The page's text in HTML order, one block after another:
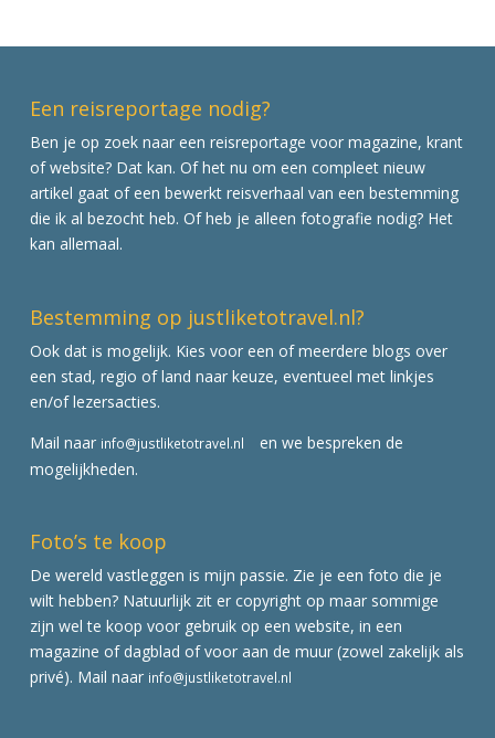
Een reisreportage nodig?
Ben je op zoek naar een reisreportage voor magazine, krant
of website? Dat kan. Of het nu om een compleet nieuw
artikel gaat of een bewerkt reisverhaal van een bestemming
die ik al bezocht heb. Of heb je alleen fotografie nodig? Het
kan allemaal.
Bestemming op justliketotravel.nl?
Ook dat is mogelijk. Kies voor een of meerdere blogs over
een stad, regio of land naar keuze, eventueel met linkjes
en/of lezersacties.
Mail naar info@justliketotravel.nl
en we bespreken de
mogelijkheden.
Foto’s te koop
De wereld vastleggen is mijn passie. Zie je een foto die je
wilt hebben? Natuurlijk zit er copyright op maar sommige
zijn wel te koop voor gebruik op een website, in een
magazine of dagblad of voor aan de muur (zowel zakelijk als
privé). Mail naar info@justliketotravel.nl